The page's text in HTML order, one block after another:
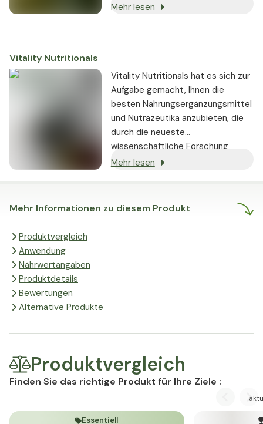
von seriösen Lieferanten bezogen
werden:
Mehr lesen
Mehr Informationen zu diesem Produkt
Produktvergleich
Anwendung
Nährwertangaben
Produktdetails
Bewertungen
Alternative Produkte
Produktvergleich
Finden Sie das richtige Produkt für Ihre Ziele :
Essentiell
Vitality Nutritionals
Vitality Nutritionals hat es sich zur
Aufgabe gemacht, Ihnen die
besten Nahrungsergänzungsmittel
und Nutrazeutika anzubieten, die
durch die neueste
wissenschaftliche Forschung
gestützt werden und nachweislich
Mehr lesen